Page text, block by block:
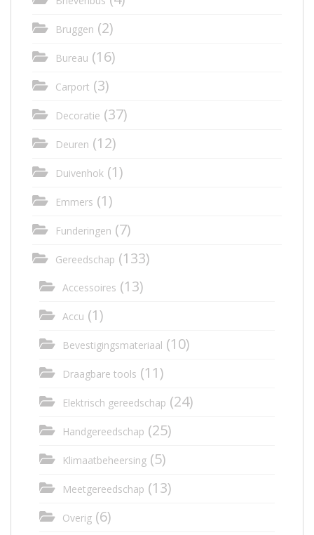
Bruggen (2)
Bureau (16)
Carport (3)
Decoratie (37)
Deuren (12)
Duivenhok (1)
Emmers (1)
Funderingen (7)
Gereedschap (133)
Accessoires (13)
Accu (1)
Bevestigingsmateriaal (10)
Draagbare tools (11)
Elektrisch gereedschap (24)
Handgereedschap (25)
Klimaatbeheersing (5)
Meetgereedschap (13)
Overig (6)